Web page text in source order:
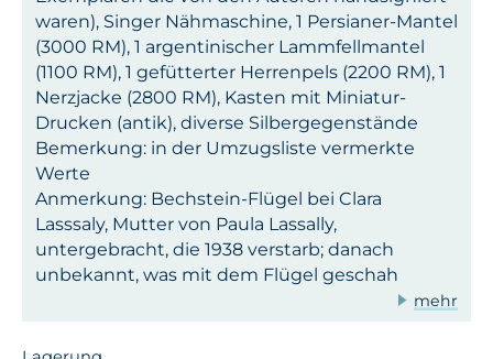
waren), Singer Nähmaschine, 1 Persianer-Mantel
(3000 RM), 1 argentinischer Lammfellmantel
(1100 RM), 1 gefütterter Herrenpels (2200 RM), 1
Nerzjacke (2800 RM), Kasten mit Miniatur-
Drucken (antik), diverse Silbergegenstände
Bemerkung: in der Umzugsliste vermerkte
Werte
Anmerkung: Bechstein-Flügel bei Clara
Lasssaly, Mutter von Paula Lassally,
untergebracht, die 1938 verstarb; danach
unbekannt, was mit dem Flügel geschah
mehr